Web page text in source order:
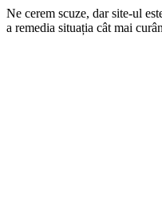
Ne cerem scuze, dar site-ul
a remedia situația cât mai